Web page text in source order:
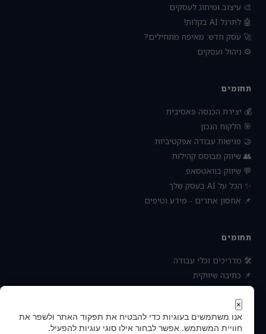
🎨 עיצוב ומיתוג לעסקים
🤖 לתרגל AI בקלות!
🚀 עסק חדש: מאיפה מתחילים?
⚙️ ניהול ועסקים
תחומים
💰 יצירת הכנסה פאסיבית
🎯 הלקוח הנכון
🤝 פגישות עבודה אפקטיביות
👥 שיווק מבוסס קהילות
💬 שיווק בוואטסאפ
✨ הכל על AI בעסק שלך
📌 אחסון אתרים - מידע וטיפים
תחומים
🛠 מדריכים וכלי עבודה
📌 כתיבה שיווקית
📌 socialbee מפלצת המדיה
📌 נטוורקינג וקשרים עסקיים
📌 חדשות כלכלה ועסקים
×
אנו משתמשים בעוגיות כדי להבטיח את תפקוד האתר ולשפר את
חוויית המשתמש. אפשר לבחור אילו סוגי עוגיות להפעיל.